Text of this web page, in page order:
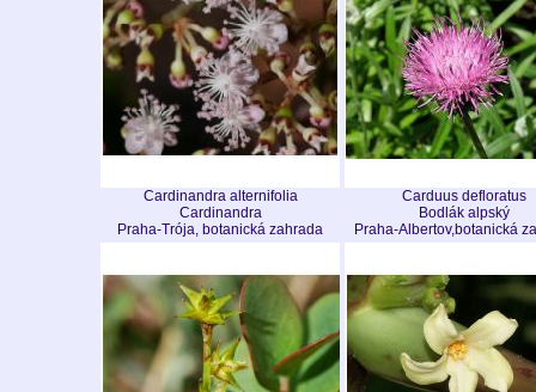
Cardinandra alternifolia
Cardinandra
Praha-Trója, botanická zahrada
Carduus defloratus
Bodlák alpský
Praha-Albertov,botanická